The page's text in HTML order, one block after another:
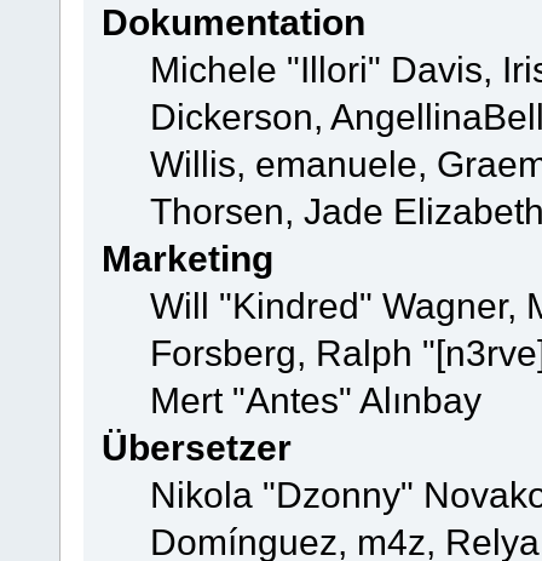
Dokumentation
Michele "Illori" Davis,
Dickerson,
Willis, emanuele,
Thorsen, Jade
Marketing
Will "Kindred" Wagner,
Forsberg, Ralph
Mert "Antes" Alınbay
Übersetzer
Nikola "Dzonny"
Domínguez, m4z,